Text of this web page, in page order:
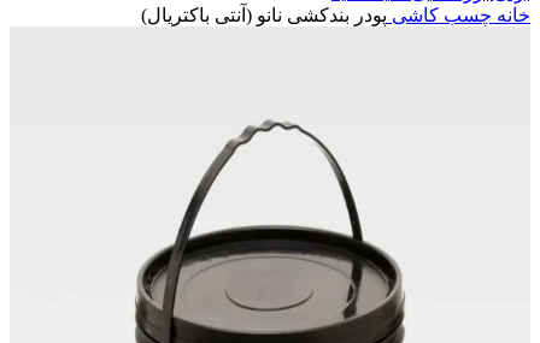
خانه چسب کاشی پودر بندکشی نانو (آنتی باکتریال)